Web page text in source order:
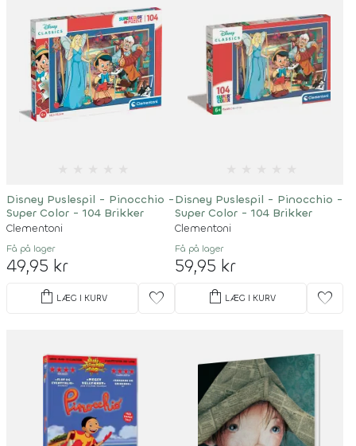
Disney Puslespil - Pinocchio -
Super Color - 104 Brikker
Clementoni
Få på lager
49,95 kr
shopping_bag LÆG I KURV favorite
Disney Puslespil - Pinocchio -
Super Color - 104 Brikker
Clementoni
Få på lager
59,95 kr
shopping_bag LÆG I KURV favorite